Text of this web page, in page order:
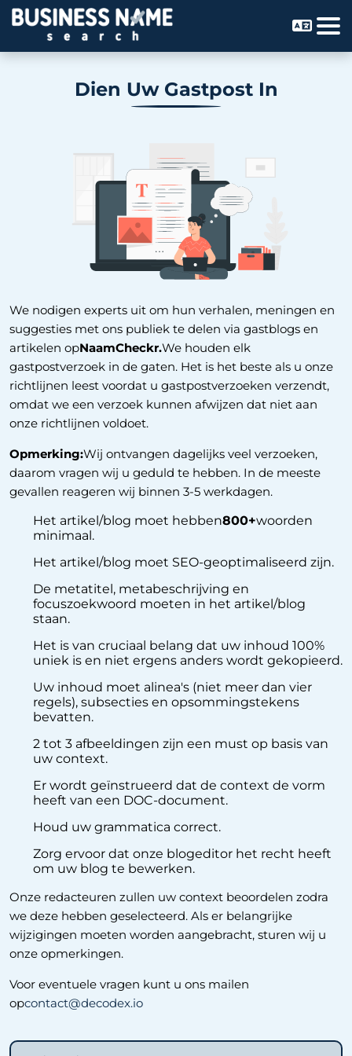
Dien Uw Gastpost In
We nodigen experts uit om hun verhalen, meningen en
suggesties met ons publiek te delen via gastblogs en
artikelen opNaamCheckr.We houden elk
gastpostverzoek in de gaten. Het is het beste als u onze
richtlijnen leest voordat u gastpostverzoeken verzendt,
omdat we een verzoek kunnen afwijzen dat niet aan
onze richtlijnen voldoet.
Opmerking:Wij ontvangen dagelijks veel verzoeken,
daarom vragen wij u geduld te hebben. In de meeste
gevallen reageren wij binnen 3-5 werkdagen.
Het artikel/blog moet hebben800+woorden
minimaal.
Het artikel/blog moet SEO-geoptimaliseerd zijn.
De metatitel, metabeschrijving en
focuszoekwoord moeten in het artikel/blog
staan.
Het is van cruciaal belang dat uw inhoud 100%
uniek is en niet ergens anders wordt gekopieerd.
Uw inhoud moet alinea's (niet meer dan vier
regels), subsecties en opsommingstekens
bevatten.
2 tot 3 afbeeldingen zijn een must op basis van
uw context.
Er wordt geïnstrueerd dat de context de vorm
heeft van een DOC-document.
Houd uw grammatica correct.
Zorg ervoor dat onze blogeditor het recht heeft
om uw blog te bewerken.
Onze redacteuren zullen uw context beoordelen zodra
we deze hebben geselecteerd. Als er belangrijke
wijzigingen moeten worden aangebracht, sturen wij u
onze opmerkingen.
Voor eventuele vragen kunt u ons mailen
opcontact@decodex.io